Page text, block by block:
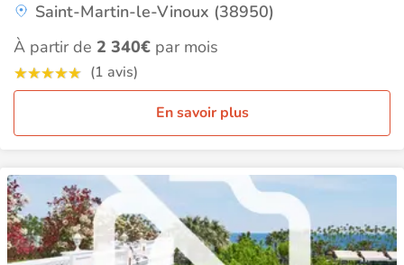
Saint-Martin-le-Vinoux (38950)
À partir de 2 340€ par mois
(1 avis)
En savoir plus